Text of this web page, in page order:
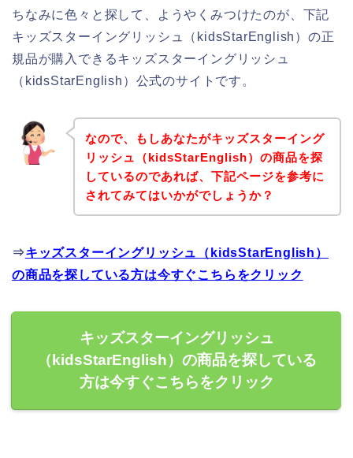
ちなみに色々と探して、ようやくみつけたのが、下記
キッズスターイングリッシュ（kidsStarEnglish）の正
規品が購入できるキッズスターイングリッシュ
（kidsStarEnglish）公式のサイトです。
なので、もしあなたがキッズスターイング
リッシュ（kidsStarEnglish）の商品を探
しているのであれば、下記ページを参考に
されてみてはいかがでしょうか？
⇒キッズスターイングリッシュ（kidsStarEnglish）
の商品を探している方は今すぐこちらをクリック
キッズスターイングリッシュ
（kidsStarEnglish）の商品を探している
方は今すぐこちらをクリック